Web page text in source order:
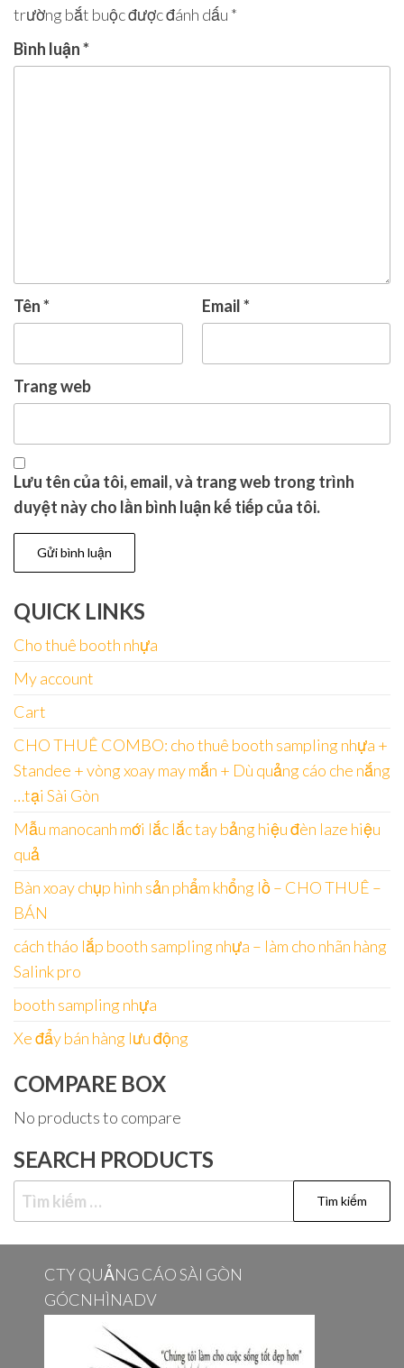
trường bắt buộc được đánh dấu *
Bình luận*
Tên* Email*
Trang web
Lưu tên của tôi, email, và trang web trong trình
duyệt này cho lần bình luận kế tiếp của tôi.
QUICK LINKS
Cho thuê booth nhựa
My account
Cart
CHO THUÊ COMBO: cho thuê booth sampling nhựa +
Standee + vòng xoay may mắn + Dù quảng cáo che nắng
…tại Sài Gòn
Mẫu manocanh mới lắc lắc tay bảng hiệu đèn laze hiệu
quả
Bàn xoay chụp hình sản phẩm khổng lồ – CHO THUÊ –
BÁN
cách tháo lắp booth sampling nhựa – làm cho nhãn hàng
Salink pro
booth sampling nhựa
Xe đẩy bán hàng lưu động
COMPARE BOX
No products to compare
SEARCH PRODUCTS
Tìm
kiếm
cho:
CTY QUẢNG CÁO SÀI GÒN
GÓCNHÌNADV